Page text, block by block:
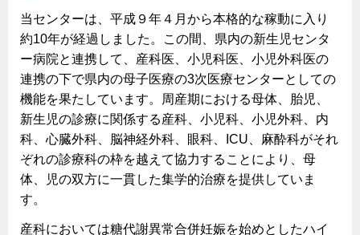
当センターは、平成９年４月から本格的な稼動に入り
約10年が経過しました。この間、県内の新生児センタ
ー病院と連携して、産科医、小児科医、小児外科医の
連携の下で県内の母子医療の3次医療センターとしての
機能を果たしています。周産期における母体、胎児、
新生児の診療に関係する産科、小児科、小児外科、内
科、心臓外科、脳神経外科、眼科、ICU、麻酔科がそれ
ぞれの診療科の枠を越えて協力することにより、母
体、児の双方に一貫した集学的治療を提供していま
す。
産科においては糖代謝異常合併妊娠を始めとしたハイ